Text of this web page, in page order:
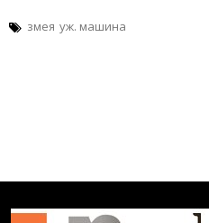
змея уж. машина